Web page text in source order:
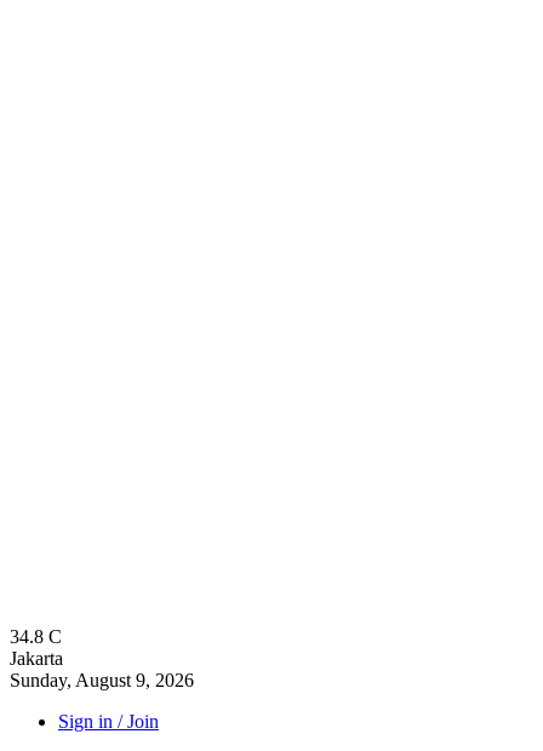
34.8 C
Jakarta
Sunday, August 9, 2026
Sign in / Join